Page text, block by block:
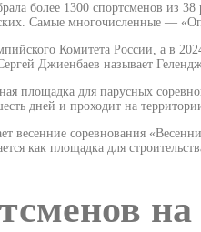
более 1300 спортсменов из
Самые многочисленные —
Комитета России, а в
Джиенбаев называет
площадка для парусных
дней и проходит на
весенние соревнования
как площадка для